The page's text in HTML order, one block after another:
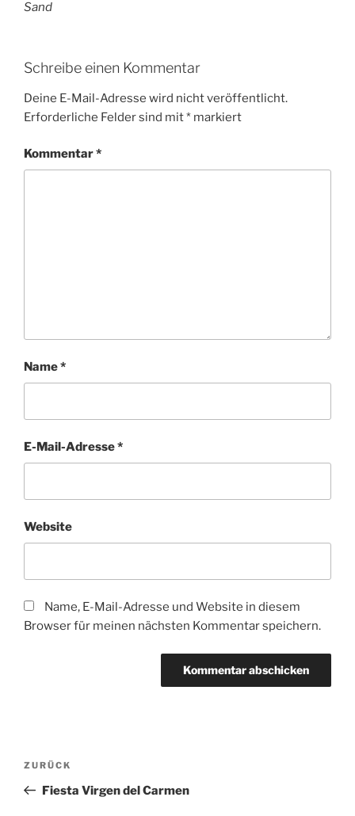
Sand
Schreibe einen Kommentar
Deine E-Mail-Adresse wird nicht veröffentlicht.
Erforderliche Felder sind mit* markiert
Kommentar*
Name*
E-Mail-Adresse*
Website
Name, E-Mail-Adresse und Website in diesem
Browser für meinen nächsten Kommentar speichern.
Beitragsnavigation
Vorheriger
Beitrag
ZURÜCK
Fiesta Virgen del Carmen